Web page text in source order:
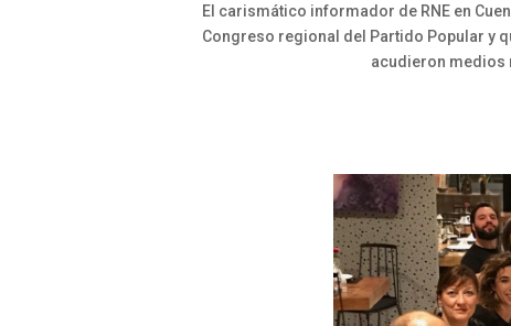
El carismático informador de RNE en
Congreso regional del Partido Popular y
acudieron medios